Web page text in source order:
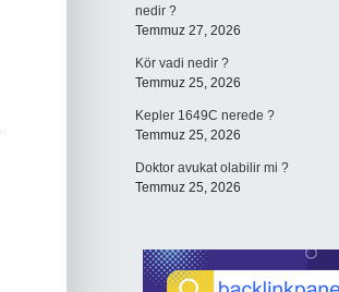
nedir ?
Temmuz 27, 2026
Kör vadi nedir ?
Temmuz 25, 2026
Kepler 1649C nerede ?
Temmuz 25, 2026
Doktor avukat olabilir mi ?
Temmuz 25, 2026